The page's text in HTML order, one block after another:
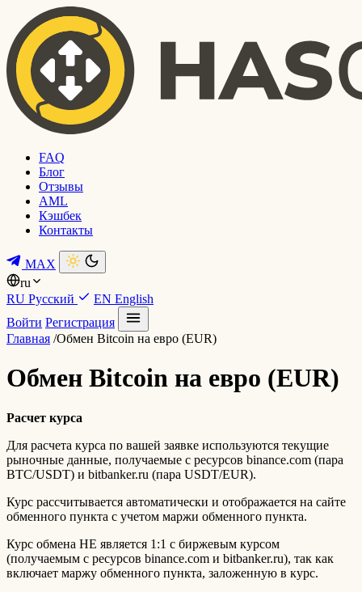
FAQ
Блог
Отзывы
AML
Кэшбек
Контакты
MAX
ru
RU Русский EN English
Войти Регистрация
Главная /Обмен Bitcoin на евро (EUR)
Обмен Bitcoin на евро (EUR)
Расчет курса
Для расчета курса по вашей заявке используются текущие
рыночные данные, получаемые с ресурсов binance.com (пара
BTC/USDT) и bitbanker.ru (пара USDT/EUR).
Курс рассчитывается автоматически и отображается на сайте
обменного пункта с учетом маржи обменного пункта.
Курс обмена НЕ является 1:1 с биржевым курсом
(получаемым с ресурсов binance.com и bitbanker.ru), так как
включает маржу обменного пункта, заложенную в курс.